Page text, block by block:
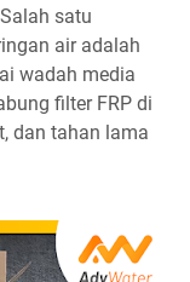
satu
air adalah
wadah media
filter FRP di
dan tahan lama